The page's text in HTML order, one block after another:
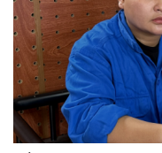
Văn hóa
Sân khấu - Điện ảnh
Văn học
Âm nhạc